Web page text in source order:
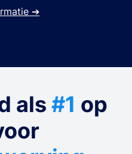
➔
als #1 op